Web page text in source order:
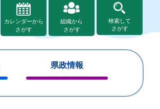
カレンダーから
さがす
組織から
さがす
検索して
さがす
県政情報
じ